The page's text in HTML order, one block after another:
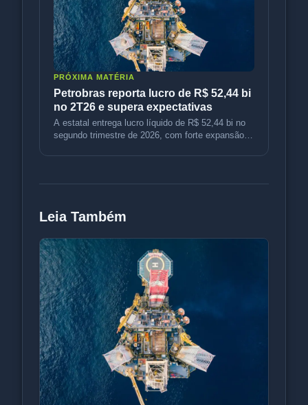
PRÓXIMA MATÉRIA
Petrobras reporta lucro de R$ 52,44 bi
no 2T26 e supera expectativas
A estatal entrega lucro líquido de R$ 52,44 bi no
segundo trimestre de 2026, com forte expansão
Leia Também